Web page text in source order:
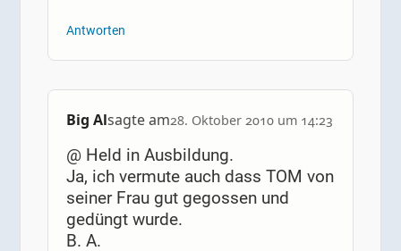
Antworten
Big Alsagte am28. Oktober 2010 um 14:23
@ Held in Ausbildung.
Ja, ich vermute auch dass TOM von
seiner Frau gut gegossen und
gedüngt wurde.
B. A.